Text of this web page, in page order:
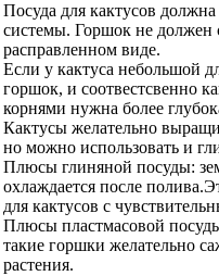
Посуда для кактусов должна
системы. Горшок не должен
расправленном виде.
Если у кактуса небольшой
горшок, и соотвестсвенно
корнями нужна более
Кактусы желательно
но можно использовать и
Плюсы глиняной посуды:
охлаждается после
для кактусов с
Плюсы пластмасовой
такие горшки желательно
растения.